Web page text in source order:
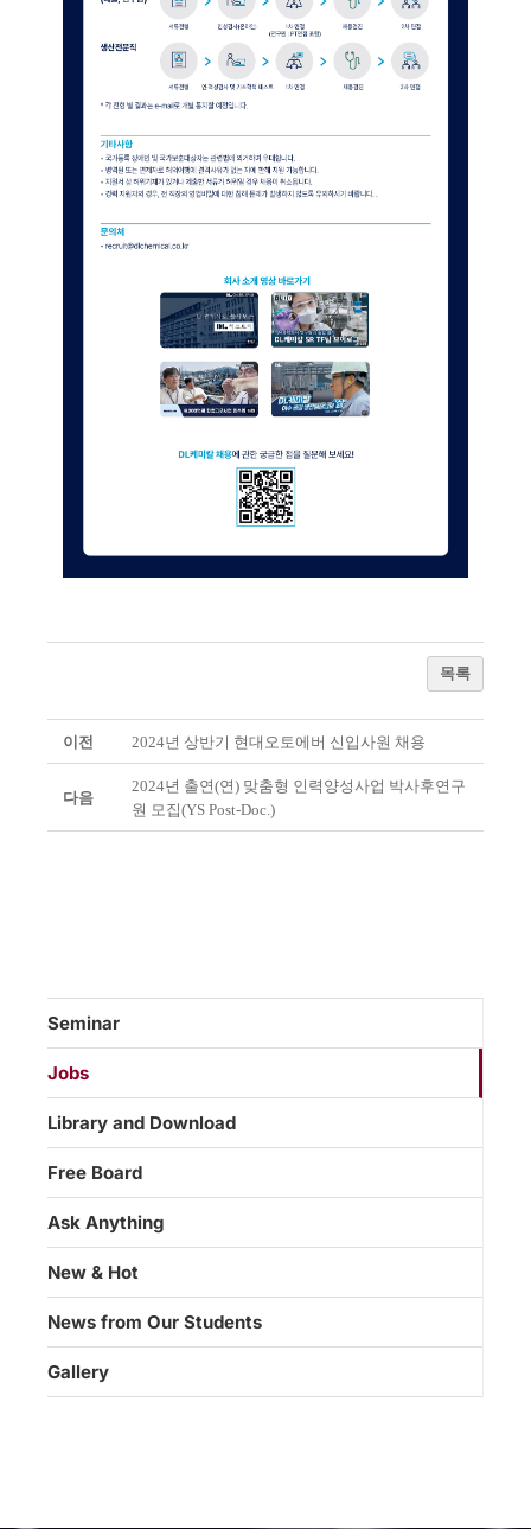
목록
이전 2024년 상반기 현대오토에버 신입사원 채용
다음
2024년 출연(연) 맞춤형 인력양성사업 박사후연구
원 모집(YS Post-Doc.)
Seminar
Jobs
Library and Download
Free Board
Ask Anything
New & Hot
News from Our Students
Gallery